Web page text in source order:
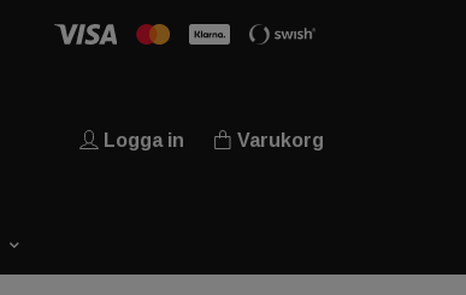
Logga in Varukorg